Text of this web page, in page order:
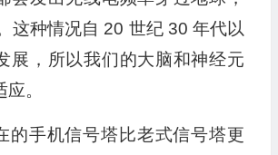
这种情况自 20 世纪 30 年代以
展，所以我们的大脑和神经元
。
的手机信号塔比老式信号塔更